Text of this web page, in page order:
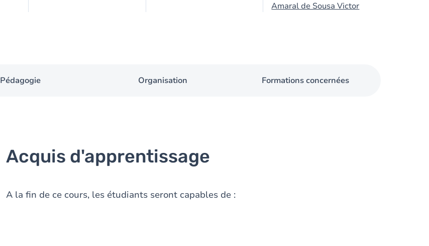
Amaral de Sousa Victor
Pédagogie Organisation Formations concernées
Acquis d'apprentissage
A la fin de ce cours, les étudiants seront capables de :